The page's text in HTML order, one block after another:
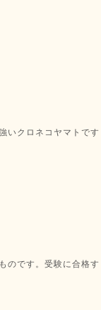
いクロネコヤマトです
のです。受験に合格す